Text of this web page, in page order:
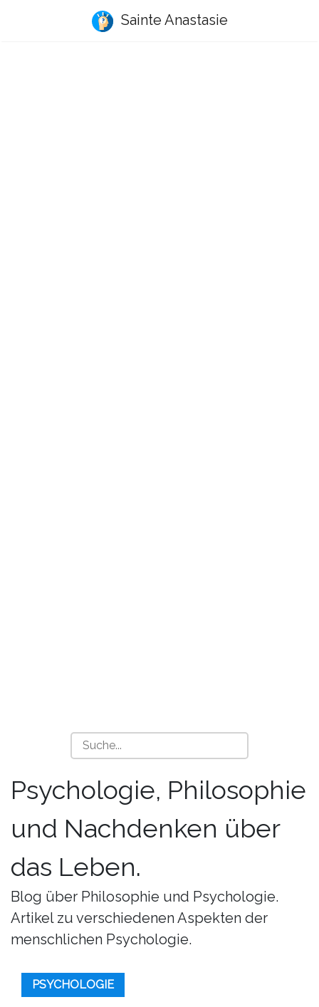
Sainte Anastasie
Psychologie, Philosophie
und Nachdenken über
das Leben.
Blog über Philosophie und Psychologie.
Artikel zu verschiedenen Aspekten der
menschlichen Psychologie.
PSYCHOLOGIE